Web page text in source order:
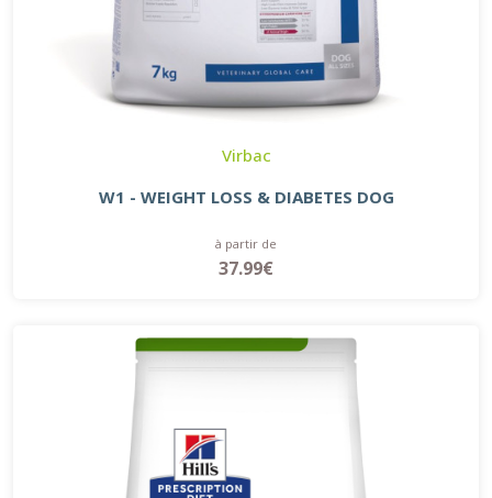
Virbac
W1 - WEIGHT LOSS & DIABETES DOG
à partir de
37.99€